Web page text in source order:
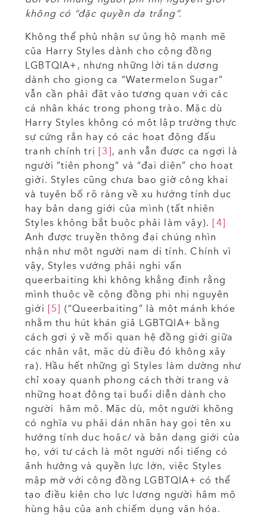
không có “đặc quyền da trắng”.
Không thể phủ nhận sự ủng hộ mạnh mẽ
của Harry Styles dành cho cộng đồng
LGBTQIA+, nhưng những lời tán dương
dành cho giọng ca “Watermelon Sugar”
vẫn cần phải đặt vào tương quan với các
cá nhân khác trong phong trào. Mặc dù
Harry Styles không có một lập trường thực
sự cứng rắn hay có các hoạt động đấu
tranh chính trị [3], anh vẫn được ca ngợi là
người “tiên phong” và “đại diện” cho hoạt
giới. Styles cũng chưa bao giờ công khai
và tuyên bố rõ ràng về xu hướng tính dục
hay bản dạng giới của mình (tất nhiên
Styles không bắt buộc phải làm vậy). [4]
Anh được truyền thông đại chúng nhìn
nhận như một người nam dị tính. Chính vì
vậy, Styles vướng phải nghi vấn
queerbaiting khi không khẳng định rằng
mình thuộc về cộng đồng phi nhị nguyên
giới [5] (“Queerbaiting” là một mánh khóe
nhằm thu hút khán giả LGBTQIA+ bằng
cách gợi ý về mối quan hệ đồng giới giữa
các nhân vật, mặc dù điều đó không xảy
ra). Hầu hết những gì Styles làm dường như
chỉ xoay quanh phong cách thời trang và
những hoạt động tại buổi diễn dành cho
người hâm mộ. Mặc dù, một người không
có nghĩa vụ phải dán nhãn hay gọi tên xu
hướng tính dục hoặc/ và bản dạng giới của
họ, với tư cách là một người nổi tiếng có
ảnh hưởng và quyền lực lớn, việc Styles
mập mờ với cộng đồng LGBTQIA+ có thể
tạo điều kiện cho lực lượng người hâm mộ
hùng hậu của anh chiếm dụng văn hóa.